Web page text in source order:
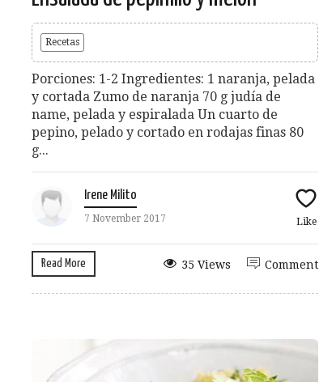
Recetas
Porciones: 1-2 Ingredientes: 1 naranja, pelada
y cortada Zumo de naranja 70 g judía de
name, pelada y espiralada Un cuarto de
pepino, pelado y cortado en rodajas finas 80
g...
Irene Milito
7 November 2017 Like
Read More Comment
35 Views